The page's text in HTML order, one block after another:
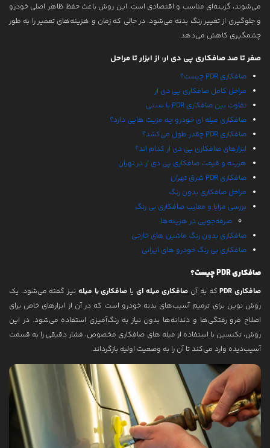
ترمیم و احیاء رنگ خودرو
نمونه کارها
مقالات
درباره ما
تماس با ما
می‌شوند، گزینه‌ای مناسب و اقتصادی است. این روش باعث حفظ ظاهر اصلی خودرو
و جلوگیری از تغییر رنگ بدنه می‌شود، در حالی که زمان و هزینه‌های تعمیر را به طور
چشمگیری کاهش می‌دهد.
صفر تا صد صافکاری پی دی ار: از ابزار تا مراحل
صافکاری PDR چیست؟
مراحل کامل صافکاری پی دی ار
تفاوت بین صافکاری PDR با سنتی
صافکاری میله ای خودرو چه مزیت هایی دارد؟
صافکاری PDR چقدر طول می‌کشد؟
ابزارهای صافکاری پی دی ار کدام اند؟
هزینه و قیمت صافکاری پی دی ار در تهران
صافکاری PDR شرق تهران
مراحل صافکاری بدون رنگ
بررسی مزایا و معایب صافکاری بی رنگ
صرفه‌جویی در هزینه‌ها
صافکاری بدون رنگ ماشین های خارجی
صافکاری بی رنگ خودرو های ایرانی
صافکاری PDR چیست؟
صافکاری PDR که به آن صافکاری میله ای یا صافکاری با میله نیز گفته می‌شود، یک
روش نوین برای ترمیم آسیب‌های بدنه خودرو است که در آن از ابزارهای خاص برای
اصلاح فرو رفتگی‌ها و دندانه‌ها بدون نیاز به رنگ‌آمیزی استفاده می‌شود. در این
روش، تکنسین با استفاده از میله های صافکاری مخصوص، فشار دقیقی را به قسمت
آسیب‌دیده وارد می‌کند تا آن را به وضعیت اولیه بازگرداند.